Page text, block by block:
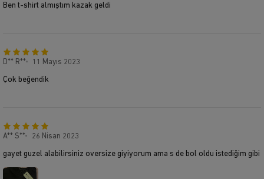
Ben t-shirt almıştım kazak geldi
D** R** 11 Mayıs 2023
Çok beğendik
A** S** 26 Nisan 2023
gayet guzel alabilirsiniz oversize giyiyorum ama s de bol oldu istediğim gibi